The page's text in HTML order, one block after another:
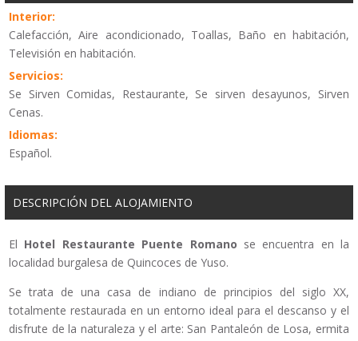
Interior:
Calefacción, Aire acondicionado, Toallas, Baño en habitación,
Televisión en habitación.
Servicios:
Se Sirven Comidas, Restaurante, Se sirven desayunos, Sirven
Cenas.
Idiomas:
Español.
DESCRIPCIÓN DEL ALOJAMIENTO
El Hotel Restaurante Puente Romano se encuentra en la
localidad burgalesa de Quincoces de Yuso.
Se trata de una casa de indiano de principios del siglo XX,
totalmente restaurada en un entorno ideal para el descanso y el
disfrute de la naturaleza y el arte: San Pantaleón de Losa, ermita